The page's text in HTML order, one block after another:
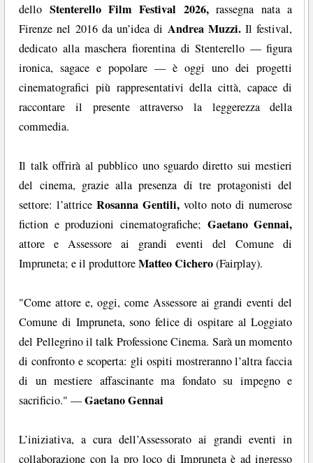
dello Stenterello Film Festival 2026,rassegna nata a
Firenze nel 2016 da un’idea di Andrea Muzzi.Il festival,
dedicato alla maschera fiorentina di Stenterello — figura
ironica, sagace e popolare — è oggi uno dei progetti
cinematografici più rappresentativi della città, capace di
raccontare il presente attraverso la leggerezza della
commedia.
Il talk offrirà al pubblico uno sguardo diretto sui mestieri
del cinema, grazie alla presenza di tre protagonisti del
settore: l’attriceRosanna Gentili, volto noto di numerose
fiction e produzioni cinematografiche; Gaetano Gennai,
attore e Assessore ai grandi eventi del Comune di
Impruneta; e il produttoreMatteo Cichero(Fairplay).
"Come attore e, oggi, come Assessore ai grandi eventi del
Comune di Impruneta, sono felice di ospitare al Loggiato
del Pellegrino il talk Professione Cinema. Sarà un momento
di confronto e scoperta: gli ospiti mostreranno l’altra faccia
di un mestiere affascinante ma fondato su impegno e
sacrificio." —Gaetano Gennai
L’iniziativa, a cura dell’Assessorato ai grandi eventi in
collaborazione con la pro loco di Impruneta è ad ingresso